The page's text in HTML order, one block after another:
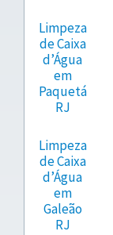
Limpeza
de Caixa
d’Água
em
Paquetá
RJ
Limpeza
de Caixa
d’Água
em
Galeão
RJ